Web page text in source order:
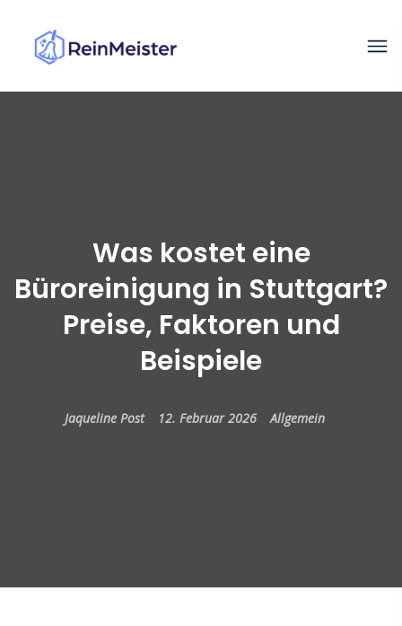
Was kostet eine
Büroreinigung in Stuttgart?
Preise, Faktoren und
Beispiele
Jaqueline Post 12. Februar 2026 Allgemein